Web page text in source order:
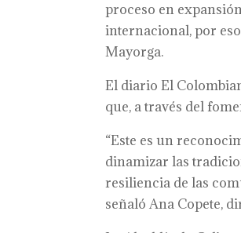
proceso en
internacional, por
Mayorga.
El diario El
que, a través del
“Este es un
dinamizar las
resiliencia de las
señaló Ana Copete,